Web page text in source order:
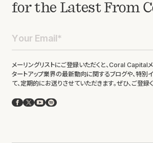
for the Latest From
メーリングリストにご登録いただくと、Coral Capital
タートアップ業界の最新動向に関するブログや、特別
て、定期的にお送りさせていただきます。ぜひ、ご登録
Facebook
X YouTube
Spotify